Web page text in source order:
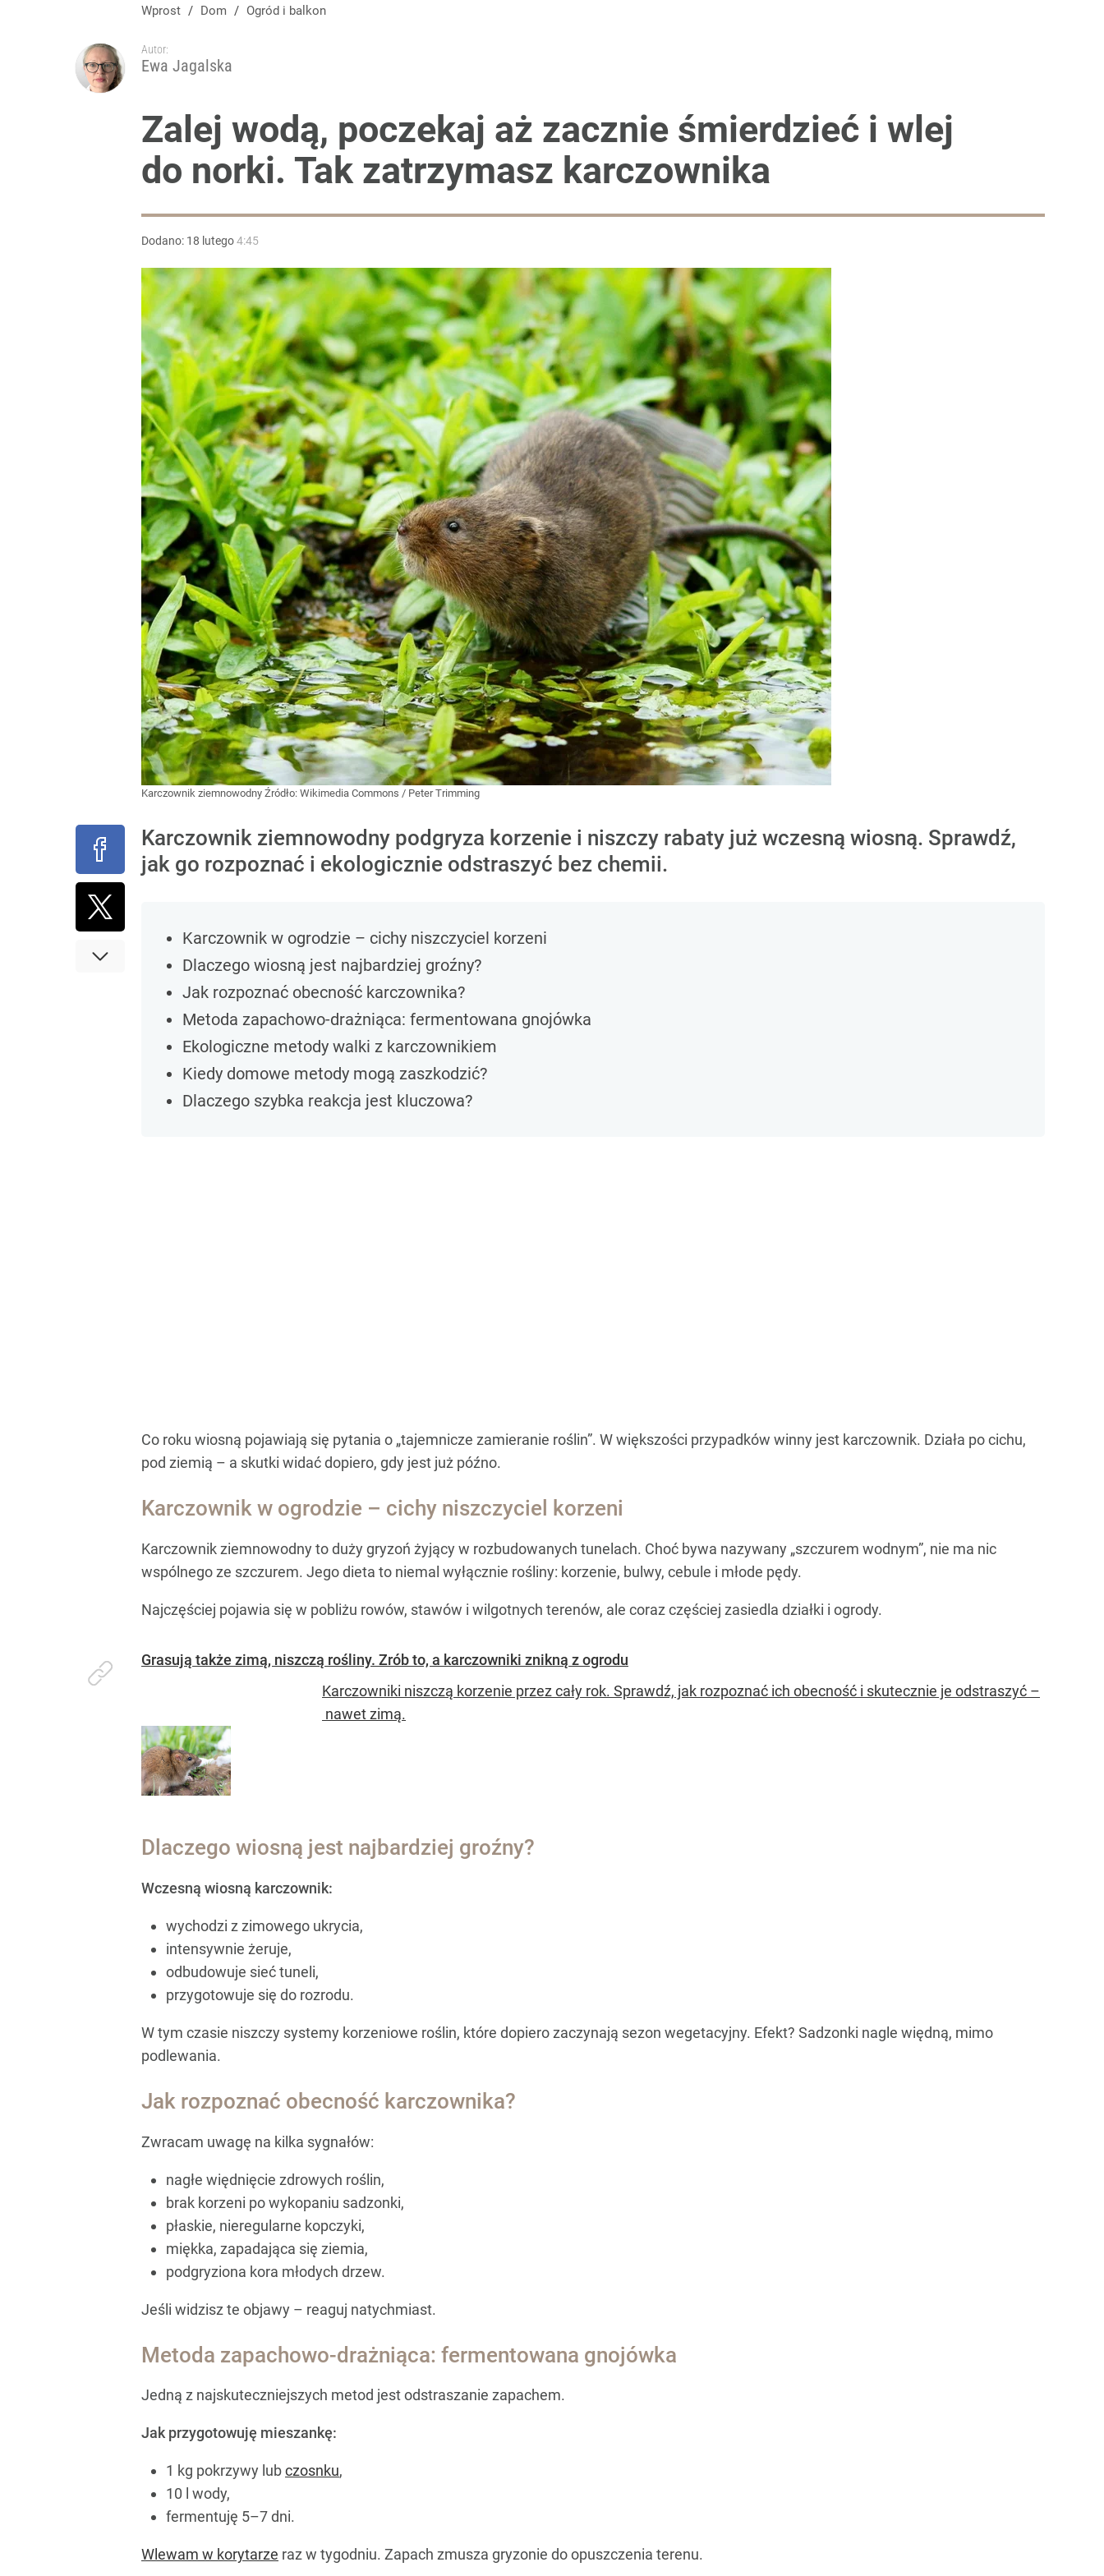
Wprost / Dom / Ogród i balkon
Autor:
Ewa Jagalska
Zalej wodą, poczekaj aż zacznie śmierdzieć i wlej
do norki. Tak zatrzymasz karczownika
Dodano: 18 lutego4:45
Karczownik ziemnowodny Źródło: Wikimedia Commons / Peter Trimming
Karczownik ziemnowodny podgryza korzenie i niszczy rabaty już wczesną wiosną. Sprawdź,
jak go rozpoznać i ekologicznie odstraszyć bez chemii.
Karczownik w ogrodzie – cichy niszczyciel korzeni
Dlaczego wiosną jest najbardziej groźny?
Jak rozpoznać obecność karczownika?
Metoda zapachowo-drażniąca: fermentowana gnojówka
Ekologiczne metody walki z karczownikiem
Kiedy domowe metody mogą zaszkodzić?
Dlaczego szybka reakcja jest kluczowa?
Co roku wiosną pojawiają się pytania o „tajemnicze zamieranie roślin”. W większości przypadków winny jest karczownik. Działa po cichu,
pod ziemią – a skutki widać dopiero, gdy jest już późno.
Karczownik w ogrodzie – cichy niszczyciel korzeni
Karczownik ziemnowodny to duży gryzoń żyjący w rozbudowanych tunelach. Choć bywa nazywany „szczurem wodnym”, nie ma nic
wspólnego ze szczurem. Jego dieta to niemal wyłącznie rośliny: korzenie, bulwy, cebule i młode pędy.
Najczęściej pojawia się w pobliżu rowów, stawów i wilgotnych terenów, ale coraz częściej zasiedla działki i ogrody.
Grasują także zimą, niszczą rośliny. Zrób to, a karczowniki znikną z ogrodu
Karczowniki niszczą korzenie przez cały rok. Sprawdź, jak rozpoznać ich obecność i skutecznie je odstraszyć –
nawet zimą.
Dlaczego wiosną jest najbardziej groźny?
Wczesną wiosną karczownik:
wychodzi z zimowego ukrycia,
intensywnie żeruje,
odbudowuje sieć tuneli,
przygotowuje się do rozrodu.
W tym czasie niszczy systemy korzeniowe roślin, które dopiero zaczynają sezon wegetacyjny. Efekt? Sadzonki nagle więdną, mimo
podlewania.
Jak rozpoznać obecność karczownika?
Zwracam uwagę na kilka sygnałów:
nagłe więdnięcie zdrowych roślin,
brak korzeni po wykopaniu sadzonki,
płaskie, nieregularne kopczyki,
miękka, zapadająca się ziemia,
podgryziona kora młodych drzew.
Jeśli widzisz te objawy – reaguj natychmiast.
Metoda zapachowo-drażniąca: fermentowana gnojówka
Jedną z najskuteczniejszych metod jest odstraszanie zapachem.
Jak przygotowuję mieszankę:
1 kg pokrzywy lubczosnku,
10 l wody,
fermentuję 5–7 dni.
Wlewam w korytarze raz w tygodniu. Zapach zmusza gryzonie do opuszczenia terenu.